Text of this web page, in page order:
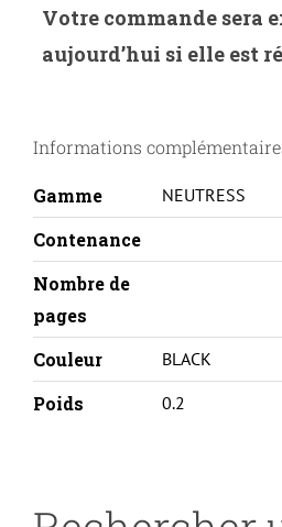
L.71B20BK-
LEXMARK
BK-
Votre commande sera
aujourd’hui si elle est
Informations
Gamme NEUTRESS
Contenance
Nombre de
pages
Couleur
BLACK
Poids 0.2